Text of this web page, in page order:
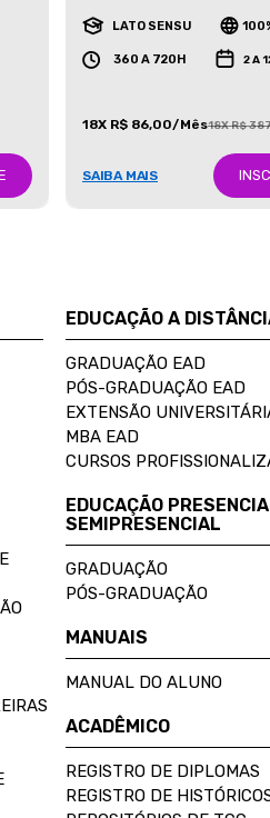
LATO SENSU
360 A 720H 2 A
18X R$ 86,00/Mês18X R$
SAIBA MAIS
EDUCAÇÃO A
GRADUAÇÃO EAD
PÓS-GRADUAÇÃO EAD
EXTENSÃO
MBA EAD
CURSOS
EDUCAÇÃO
SEMIPRESENCIAL
GRADUAÇÃO
PÓS-GRADUAÇÃO
MANUAIS
MANUAL DO ALUNO
ACADÊMICO
REGISTRO DE DIPLOMAS
REGISTRO DE